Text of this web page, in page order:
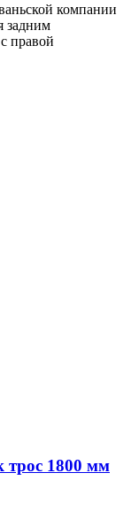
компании
задним
правой
трос 1800 мм